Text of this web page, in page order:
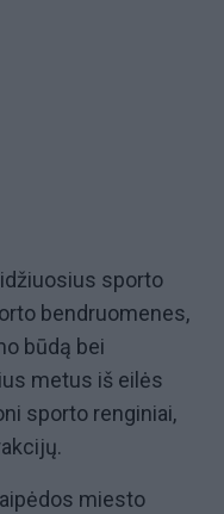
sporto
bendruomenes,
būdą bei
metus iš eilės
sporto renginiai,
miesto